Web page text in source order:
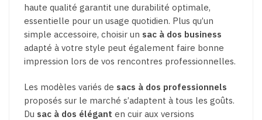
haute qualité garantit une durabilité optimale,
essentielle pour un usage quotidien. Plus qu’un
simple accessoire, choisir un sac à dos business
adapté à votre style peut également faire bonne
impression lors de vos rencontres professionnelles.
Les modèles variés de sacs à dos professionnels
proposés sur le marché s’adaptent à tous les goûts.
Du sac à dos élégant en cuir aux versions